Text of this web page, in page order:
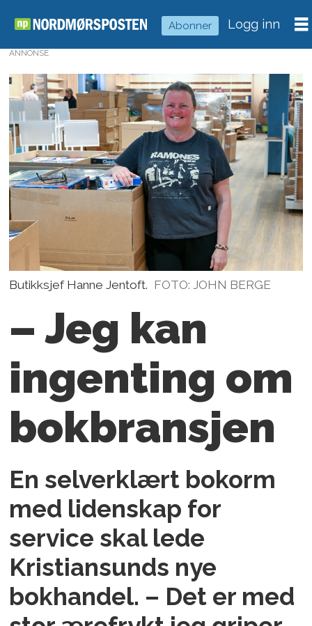
Abonner Logg inn
ANNONSE
Butikksjef Hanne Jentoft. FOTO: JOHN BERGE
– Jeg kan
ingenting om
bokbransjen
En selverklært bokorm
med lidenskap for
service skal lede
Kristiansunds nye
bokhandel. – Det er med